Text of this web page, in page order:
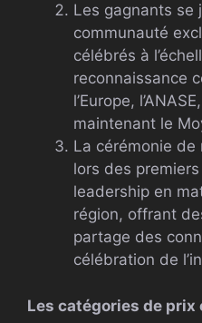
Les gagnants se
communauté
célébrés à
reconnaissance
l’Europe,
maintenant le
La cérémonie de
lors des
leadership en
région, offrant
partage des
célébration de
Les catégories de prix